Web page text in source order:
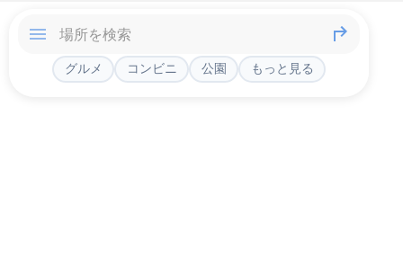
グルメ コンビニ 公園 もっと見る